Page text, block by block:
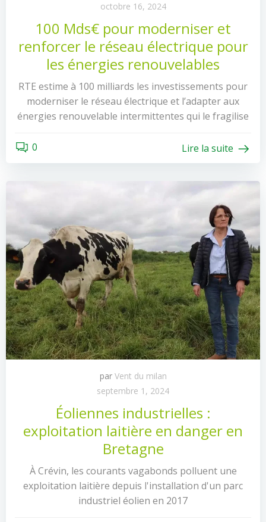
octobre 16, 2024
100 Mds€ pour moderniser et
renforcer le réseau électrique pour
les énergies renouvelables
RTE estime à 100 milliards les investissements pour
moderniser le réseau électrique et l’adapter aux
énergies renouvelable intermittentes qui le fragilise
0 Lire la suite
par Vent du milan
septembre 1, 2024
Éoliennes industrielles :
exploitation laitière en danger en
Bretagne
À Crévin, les courants vagabonds polluent une
exploitation laitière depuis l'installation d'un parc
industriel éolien en 2017